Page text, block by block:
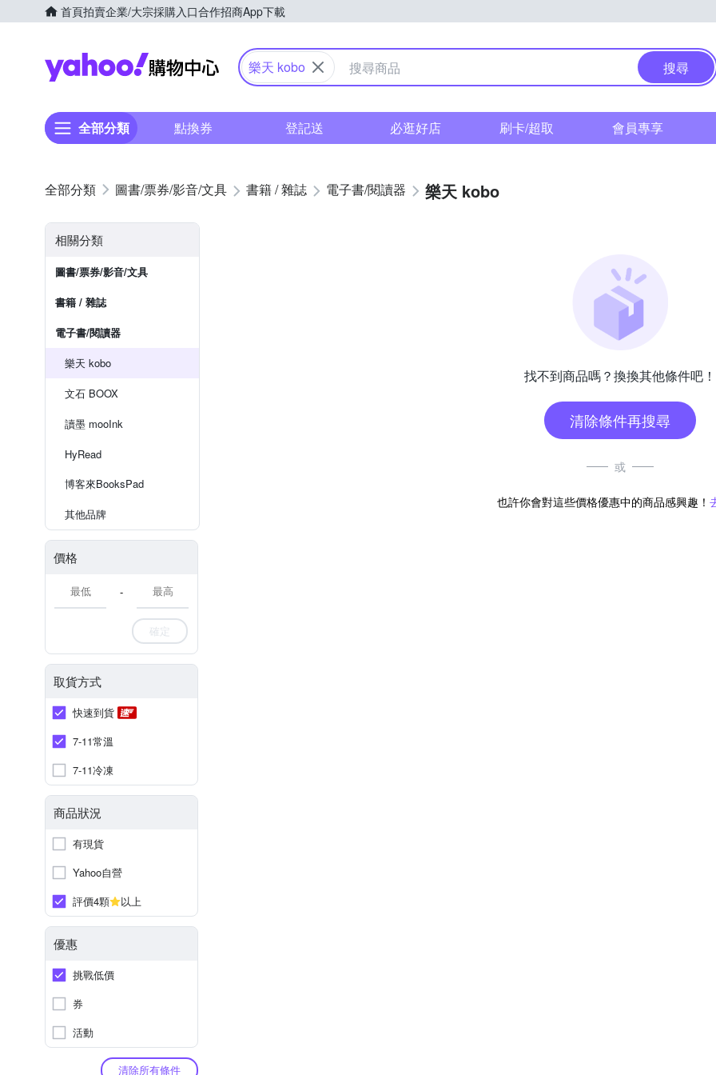
首頁拍賣企業/大宗採購入口合作招商App下載
Yahoo購物中心
樂天 kobo 搜尋
全部分類 點換券 登記送 必逛好店 刷卡/超取 會員專享
圖書/票券/影音/文具 書籍 / 雜誌 電子書/閱讀器 樂天 kobo
相關分類
圖書/票券/影音/文具
書籍 / 雜誌
電子書/閱讀器
樂天 kobo
文石 BOOX
讀墨 mooInk
HyRead
博客來BooksPad
其他品牌
價格
-
確定
取貨方式
快速到貨
7-11常溫
7-11冷凍
商品狀況
有現貨
Yahoo自營
評價4顆
以上
優惠
挑戰低價
券
活動
清除所有條件
找不到商品嗎？換換其他條件吧！
清除條件再搜尋
或
也許你會對這些價格優惠中的商品感興趣！